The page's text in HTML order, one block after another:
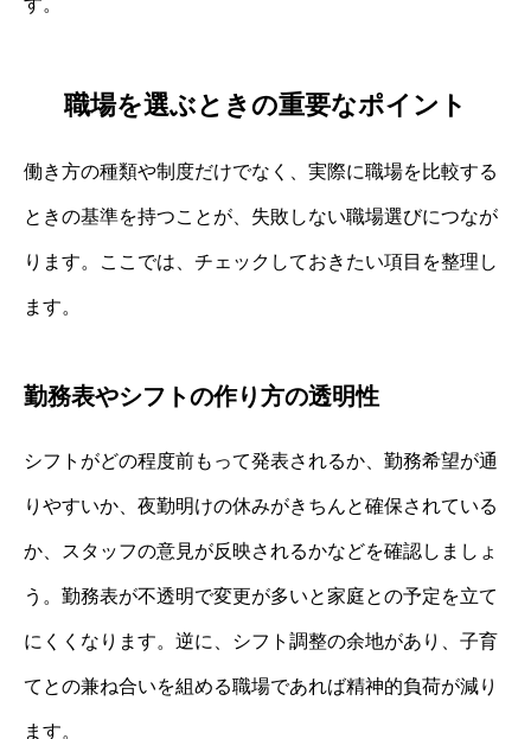
す。
職場を選ぶときの重要なポイント
働き方の種類や制度だけでなく、実際に職場を比較する
ときの基準を持つことが、失敗しない職場選びにつなが
ります。ここでは、チェックしておきたい項目を整理し
ます。
勤務表やシフトの作り方の透明性
シフトがどの程度前もって発表されるか、勤務希望が通
りやすいか、夜勤明けの休みがきちんと確保されている
か、スタッフの意見が反映されるかなどを確認しましょ
う。勤務表が不透明で変更が多いと家庭との予定を立て
にくくなります。逆に、シフト調整の余地があり、子育
てとの兼ね合いを組める職場であれば精神的負荷が減り
ます。